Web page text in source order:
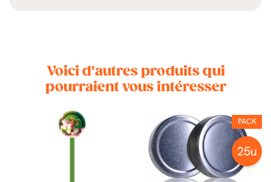
Voici d'autres produits qui
pourraient vous intéresser
PACK
25u